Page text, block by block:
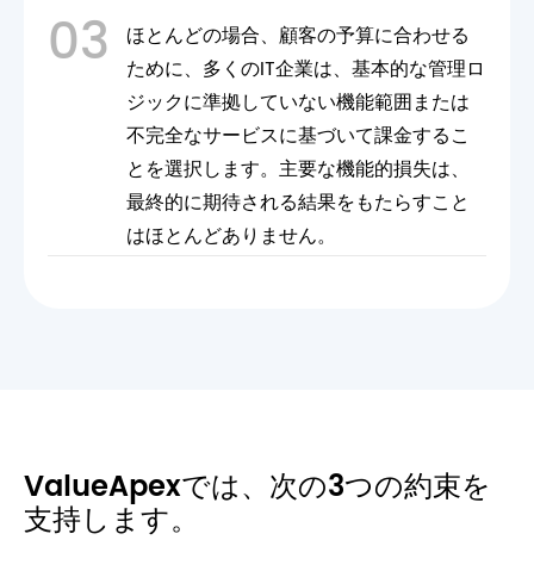
03
ほとんどの場合、顧客の予算に合わせる
ために、多くのIT企業は、基本的な管理ロ
ジックに準拠していない機能範囲または
不完全なサービスに基づいて課金するこ
とを選択します。主要な機能的損失は、
最終的に期待される結果をもたらすこと
はほとんどありません。
ValueApexでは、次の3つの約束を
支持します。